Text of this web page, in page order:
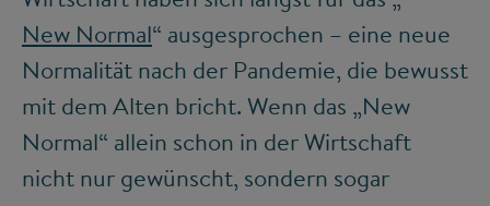
New Normal“ ausgesprochen – eine neue
Normalität nach der Pandemie, die bewusst
mit dem Alten bricht. Wenn das „New
Normal“ allein schon in der Wirtschaft
nicht nur gewünscht, sondern sogar